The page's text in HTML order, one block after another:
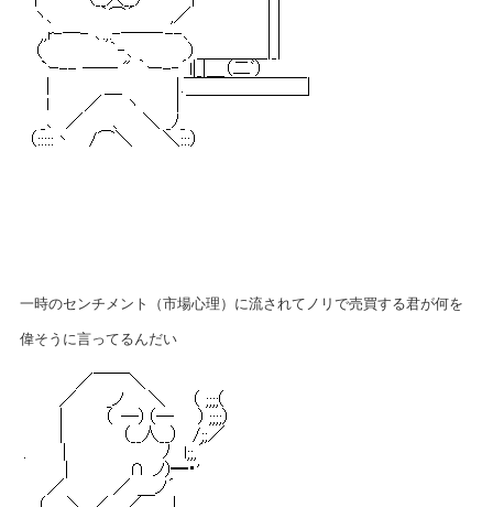
一時のセンチメント（市場心理）に流されてノリで売買する君が何を
偉そうに言ってるんだい